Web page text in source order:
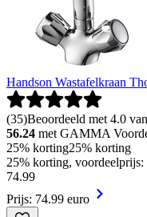
Handson Wastafelkraan
(35)Beoordeeld met 4.0
56.24 met GAMMA
25% korting25% korting
25% korting,
74.99
Prijs: 74.99 euro